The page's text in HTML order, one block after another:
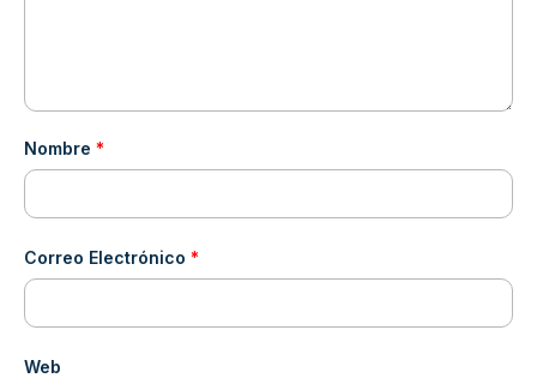
Nombre *
Correo Electrónico *
Web